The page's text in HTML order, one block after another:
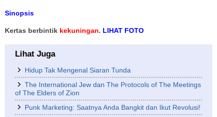
Sinopsis
Kertas berbintik kekuningan. LIHAT FOTO
Lihat Juga
Hidup Tak Mengenal Siaran Tunda
The International Jew dan The Protocols of The Meetings
of The Elders of Zion
Punk Marketing: Saatnya Anda Bangkit dan Ikut Revolusi!